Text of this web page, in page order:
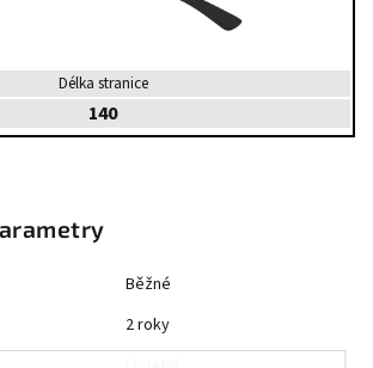
Délka stranice
140
Běžné
2 roky